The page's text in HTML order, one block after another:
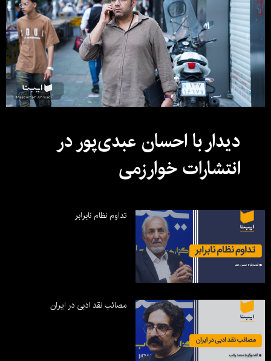
دیدار با احسان عبدی‌پور در
انتشارات خوارزمی
تداوم نظام نابرابر
مصائب نقد ادبی در ایران